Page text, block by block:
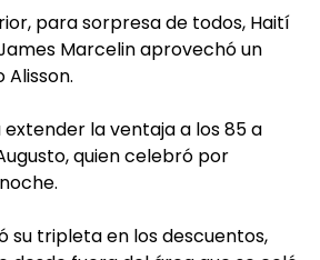
para sorpresa de todos, Haití
Marcelin aprovechó un
extender la ventaja a los 85 a
quien celebró por
su tripleta en los descuentos,